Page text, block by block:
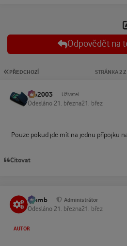
Odpovědět na
PRVNÍ STRÁNKA
PŘEDCHOZÍ STRÁNKA 2 Z
Ivo2003 Uživatel
Odesláno 21. března21. břez
Pouze pokud jde mít na jednu přípojku
Citovat
Slamb Administrátor
Odesláno 21. března21. břez
AUTOR